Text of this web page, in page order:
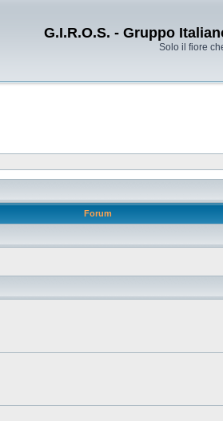
G.I.R.O.S. - Gruppo
Solo il fiore
Forum